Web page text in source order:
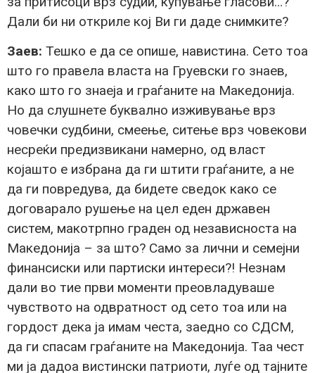
Дали би ни откриле кој Ви ги даде снимките?
Заев: Тешко е да се опише, навистина. Сето тоа
што го правела власта на Груевски го знаев,
како што го знаеја и граѓаните на Македонија.
Но да слушнете буквално изживување врз
човечки судбини, смеење, ситење врз човекови
несреќи предизвикани намерно, од власт
којашто е избрана да ги штити граѓаните, а не
да ги повредува, да бидете сведок како се
договарало рушење на цел еден државен
систем, макотрпно граден од независноста на
Македонија – за што? Само за лични и семејни
финансиски или партиски интереси?! Незнам
дали во тие први моменти преовладуваше
чувството на одвратност од сето тоа или на
гордост дека ја имам честа, заедно со СДСМ,
да ги спасам граѓаните на Македонија. Таа чест
ми ја дадоа вистински патриоти, луѓе од тајните